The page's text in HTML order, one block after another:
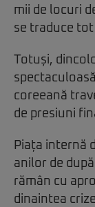
mii de locuri
se traduce
Totuși,
coreeană
de presiuni
Piața internă
anilor de
rămân cu
dinaintea